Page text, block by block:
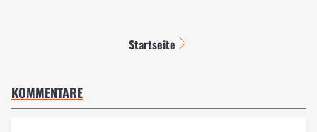
Startseite
KOMMENTARE